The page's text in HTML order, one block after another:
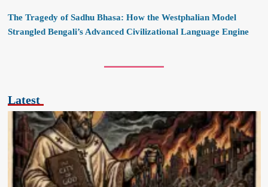
The Tragedy of Sadhu Bhasa: How the Westphalian Model
Strangled Bengali’s Advanced Civilizational Language Engine
Latest